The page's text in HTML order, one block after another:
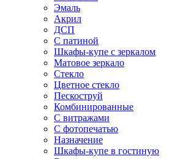
Эмаль
Акрил
ДСП
С патиной
Шкафы-купе с зеркалом
Матовое зеркало
Стекло
Цветное стекло
Пескоструй
Комбинированные
С витражами
С фотопечатью
Назначение
Шкафы-купе в гостиную